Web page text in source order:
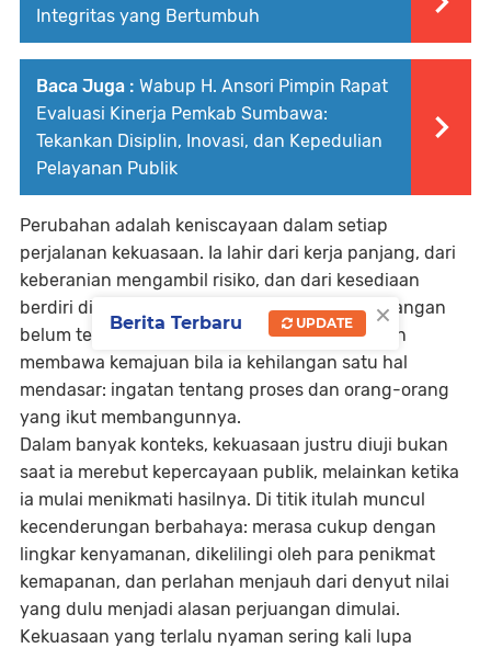
Integritas yang Bertumbuh
Baca Juga : Wabup H. Ansori Pimpin Rapat
Evaluasi Kinerja Pemkab Sumbawa:
Tekankan Disiplin, Inovasi, dan Kepedulian
Pelayanan Publik
Perubahan adalah keniscayaan dalam setiap
perjalanan kekuasaan. Ia lahir dari kerja panjang, dari
keberanian mengambil risiko, dan dari kesediaan
berdiri di fase-fase paling sunyi ketika kemenangan
belum terlihat. Namun, tidak semua perubahan
membawa kemajuan bila ia kehilangan satu hal
mendasar: ingatan tentang proses dan orang-orang
yang ikut membangunnya.
Dalam banyak konteks, kekuasaan justru diuji bukan
saat ia merebut kepercayaan publik, melainkan ketika
ia mulai menikmati hasilnya. Di titik itulah muncul
kecenderungan berbahaya: merasa cukup dengan
lingkar kenyamanan, dikelilingi oleh para penikmat
kemapanan, dan perlahan menjauh dari denyut nilai
yang dulu menjadi alasan perjuangan dimulai.
Kekuasaan yang terlalu nyaman sering kali lupa
×
Berita Terbaru UPDATE